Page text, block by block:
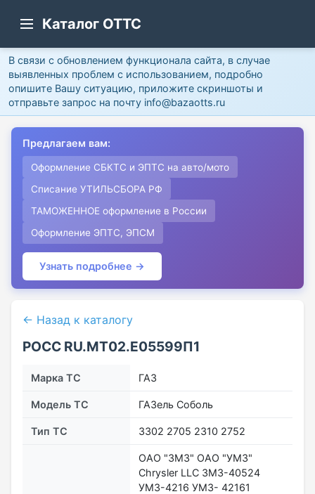
Каталог ОТТС
В связи с обновлением функционала сайта, в случае
выявленных проблем с использованием, подробно
опишите Вашу ситуацию, приложите скриншоты и
отправьте запрос на почту info@bazaotts.ru
Предлагаем вам:
Оформление СБКТС и ЭПТС на авто/мото
Списание УТИЛЬСБОРА РФ
ТАМОЖЕННОЕ оформление в России
Оформление ЭПТС, ЭПСМ
Узнать подробнее →
← Назад к каталогу
РОСС RU.МТ02.E05599П1
Марка ТС ГАЗ
Модель ТС ГАЗель Соболь
Тип ТС 3302 2705 2310 2752
ОАО "ЗМЗ" ОАО "УМЗ"
Chrysler LLC ЗМЗ-40524
УМЗ-4216 УМЗ- 42161